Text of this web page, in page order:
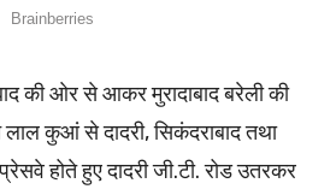
की ओर से आकर मुरादाबाद बरेली की
लाल कुआं से दादरी, सिकंदराबाद तथा
होते हुए दादरी जी.टी. रोड उतरकर